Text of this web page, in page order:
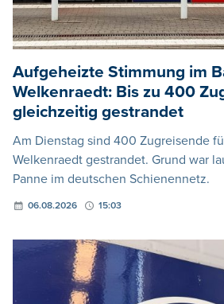
Aufgeheizte Stimmung im
Welkenraedt: Bis zu 400
gleichzeitig gestrandet
Am Dienstag sind 400 Zugreisende
Welkenraedt gestrandet. Grund war
Panne im deutschen Schienennetz.
06.08.2026 15:03